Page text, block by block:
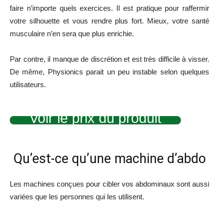
faire n’importe quels exercices. Il est pratique pour raffermir
votre silhouette et vous rendre plus fort. Mieux, votre santé
musculaire n’en sera que plus enrichie.
Par contre, il manque de discrétion et est très difficile à visser.
De même, Physionics parait un peu instable selon quelques
utilisateurs.
Voir le prix du produit
Qu’est-ce qu’une machine d’abdo
Les machines conçues pour cibler vos abdominaux sont aussi
variées que les personnes qui les utilisent.